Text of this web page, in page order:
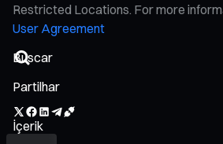
Restricted Locations. For more
User Agreement
Partilhar
İçerik